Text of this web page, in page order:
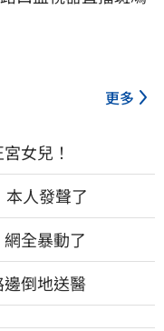
更多
女兒！
人發聲了
全暴動了
倒地送醫